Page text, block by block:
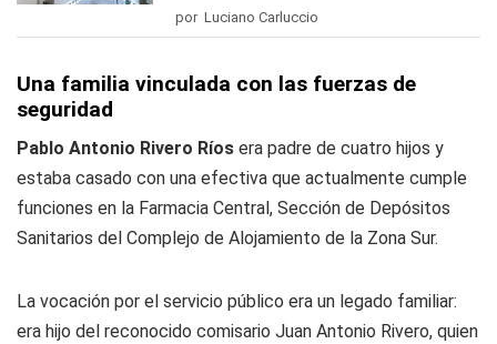
por Luciano Carluccio
Una familia vinculada con las fuerzas de
seguridad
Pablo Antonio Rivero Ríos era padre de cuatro hijos y
estaba casado con una efectiva que actualmente cumple
funciones en la Farmacia Central, Sección de Depósitos
Sanitarios del Complejo de Alojamiento de la Zona Sur.
La vocación por el servicio público era un legado familiar:
era hijo del reconocido comisario Juan Antonio Rivero, quien